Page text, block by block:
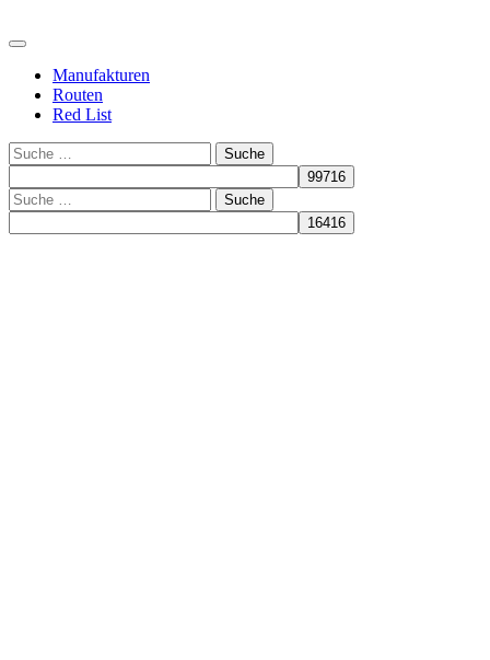
Manufakturen
Routen
Red List
Suche
Suche